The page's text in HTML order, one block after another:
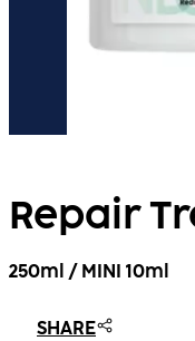
Repair
250ml / MINI 10ml
SHARE